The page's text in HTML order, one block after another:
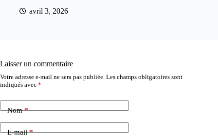
avril 3, 2026
Laisser un commentaire
Votre adresse e-mail ne sera pas publiée. Les champs obligatoires sont
indiqués avec *
Nom*
E-mail*